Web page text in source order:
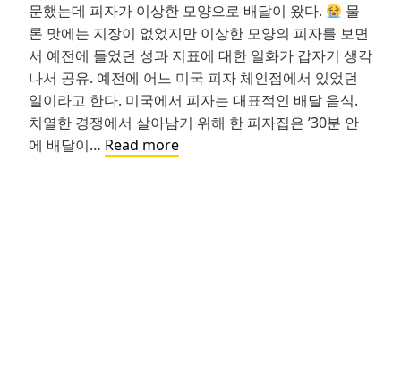
문했는데 피자가 이상한 모양으로 배달이 왔다.
물
론 맛에는 지장이 없었지만 이상한 모양의 피자를 보면
서 예전에 들었던 성과 지표에 대한 일화가 갑자기 생각
나서 공유. 예전에 어느 미국 피자 체인점에서 있었던
일이라고 한다. 미국에서 피자는 대표적인 배달 음식.
치열한 경쟁에서 살아남기 위해 한 피자집은 ’30분 안
에 배달이… Read more잘